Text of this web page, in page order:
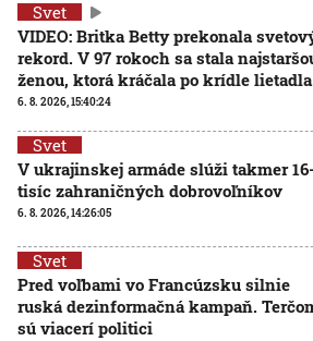
Svet
VIDEO: Britka Betty prekonala
rekord. V 97 rokoch sa stala
ženou, ktorá kráčala po krídle lietadla
6. 8. 2026, 15:40:24
Svet
V ukrajinskej armáde slúži takmer 16-
tisíc zahraničných dobrovoľníkov
6. 8. 2026, 14:26:05
Svet
Pred voľbami vo Francúzsku silnie
ruská dezinformačná kampaň.
sú viacerí politici